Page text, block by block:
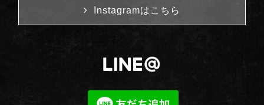
Instagramはこちら